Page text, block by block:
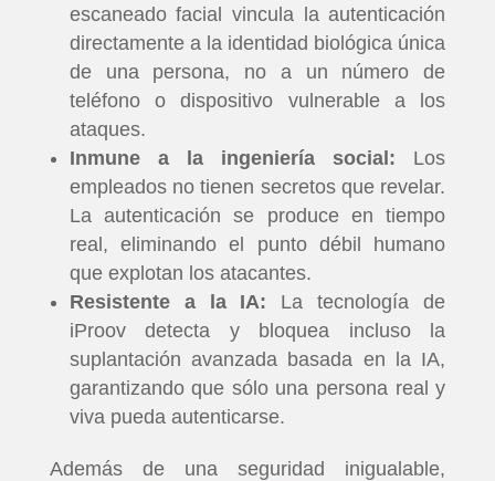
INICIO
escaneado facial vincula la autenticación
directamente a la identidad biológica única
de una persona, no a un número de
teléfono o dispositivo vulnerable a los
ataques.
Inmune a la ingeniería social: Los
empleados no tienen secretos que revelar.
La autenticación se produce en tiempo
real, eliminando el punto débil humano
que explotan los atacantes.
Resistente a la IA: La tecnología de
iProov detecta y bloquea incluso la
suplantación avanzada basada en la IA,
garantizando que sólo una persona real y
viva pueda autenticarse.
Además de una seguridad inigualable,